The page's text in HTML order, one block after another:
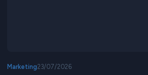
Marketing23/07/2026